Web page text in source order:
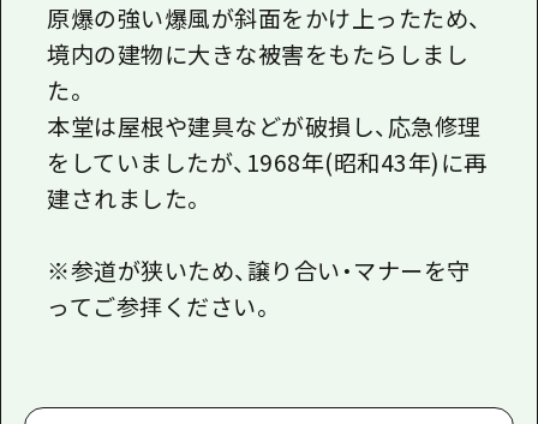
原爆の強い爆風が斜面をかけ上ったため、
境内の建物に大きな被害をもたらしまし
た。
本堂は屋根や建具などが破損し、応急修理
をしていましたが、1968年(昭和43年)に再
建されました。
※参道が狭いため、譲り合い・マナーを守
ってご参拝ください。